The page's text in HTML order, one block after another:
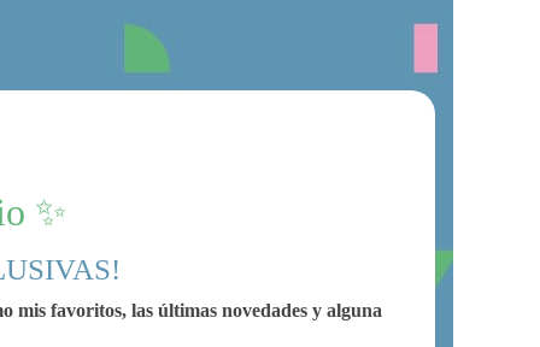
✨
mis favoritos, las últimas novedades y alguna